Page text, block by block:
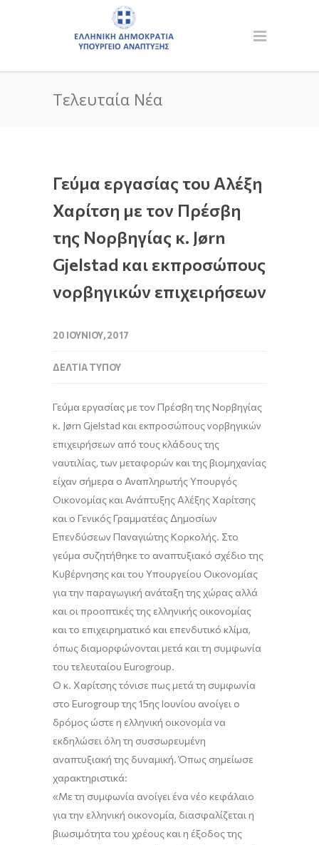
Τελευταία Νέα
Γεύμα εργασίας του Αλέξη
Χαρίτση με τον Πρέσβη
της Νορβηγίας κ. Jørn
Gjelstad και εκπροσώπους
νορβηγικών επιχειρήσεων
20 ΙΟΥΝΊΟΥ, 2017
ΔΕΛΤΊΑ ΤΎΠΟΥ
Γεύμα εργασίας με τον Πρέσβη της Νορβηγίας
κ. Jørn Gjelstad και εκπροσώπους νορβηγικών
επιχειρήσεων από τους κλάδους της
ναυτιλίας, των μεταφορών και της βιομηχανίας
είχαν σήμερα ο Αναπληρωτής Υπουργός
Οικονομίας και Ανάπτυξης Αλέξης Χαρίτσης
και ο Γενικός Γραμματέας Δημοσίων
Επενδύσεων Παναγιώτης Κορκολής. Στο
γεύμα συζητήθηκε το αναπτυξιακό σχέδιο της
Κυβέρνησης και του Υπουργείου Οικονομίας
για την παραγωγική ανάταξη της χώρας αλλά
και οι προοπτικές της ελληνικής οικονομίας
και το επιχειρηματικό και επενδυτικό κλίμα,
όπως διαμορφώνονται μετά και τη συμφωνία
του τελευταίου Eurogroup.
Ο κ. Χαρίτσης τόνισε πως μετά τη συμφωνία
στο Eurogroup της 15ης Ιουνίου ανοίγει ο
δρόμος ώστε η ελληνική οικονομία να
εκδηλώσει όλη τη συσσωρευμένη
αναπτυξιακή της δυναμική. Όπως σημείωσε
χαρακτηριστικά:
«Με τη συμφωνία ανοίγει ένα νέο κεφάλαιο
για την ελληνική οικονομία, διασφαλίζεται η
βιωσιμότητα του χρέους και η έξοδος της